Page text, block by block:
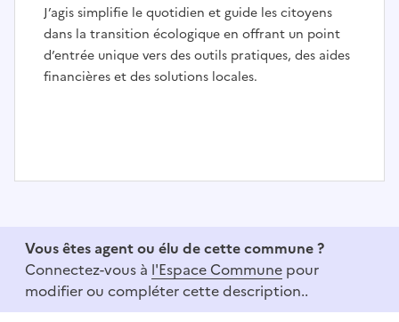
J’agis simplifie le quotidien et guide les citoyens
dans la transition écologique en offrant un point
d’entrée unique vers des outils pratiques, des aides
financières et des solutions locales.
Vous êtes agent ou élu de cette commune ?
Connectez-vous à l'Espace Commune pour
modifier ou compléter cette description..